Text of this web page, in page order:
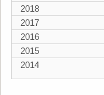
2018
2017
2016
2015
2014